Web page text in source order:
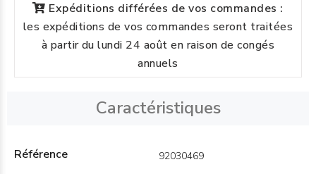
Expéditions différées de vos commandes :
les expéditions de vos commandes seront traitées
à partir du lundi 24 août en raison de congés
annuels
Caractéristiques
Référence 92030469